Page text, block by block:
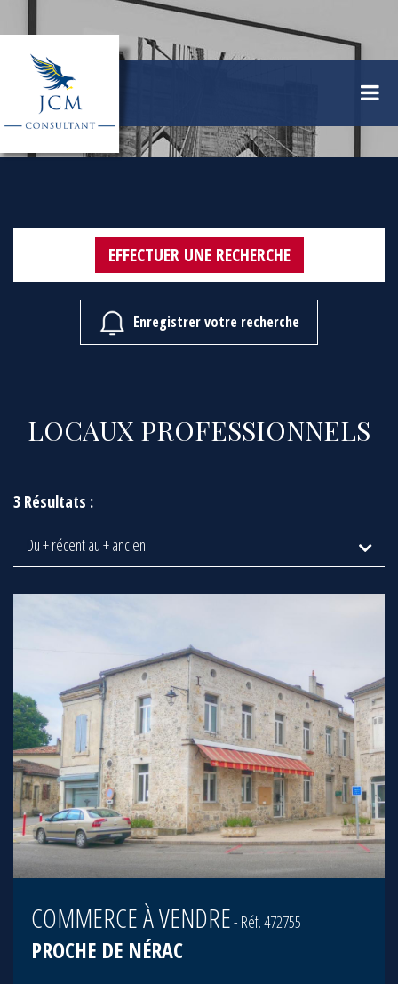
EFFECTUER UNE RECHERCHE
Enregistrer votre recherche
LOCAUX PROFESSIONNELS
3 Résultats :
Du + récent au + ancien
COMMERCE À VENDRE- Réf. 472755
PROCHE DE NÉRAC